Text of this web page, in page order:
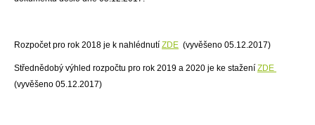
Rozpočet pro rok 2018 je k nahlédnutí ZDE (vyvěšeno 05.12.2017)
Střednědobý výhled rozpočtu pro rok 2019 a 2020 je ke stažení ZDE
(vyvěšeno 05.12.2017)